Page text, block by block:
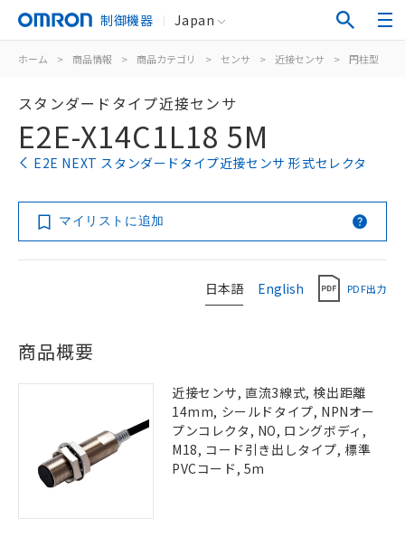
制御機器 Japan
ホーム > 商品情報 > 商品カテゴリ > センサ > 近接センサ > 円柱型
スタンダードタイプ近接センサ
E2E-X14C1L18 5M
E2E NEXT スタンダードタイプ近接センサ 形式セレクタ
マイリストに追加
日本語 English PDF出力
商品概要
近接センサ, 直流3線式, 検出距離
14mm, シールドタイプ, NPNオー
プンコレクタ, NO, ロングボディ,
M18, コード引き出しタイプ, 標準
PVCコード, 5m